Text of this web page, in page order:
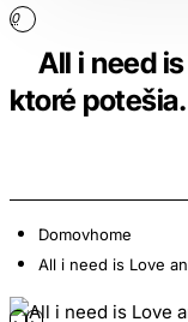
0
All i need
ktoré potešia.
Domovhome
All i need is Love